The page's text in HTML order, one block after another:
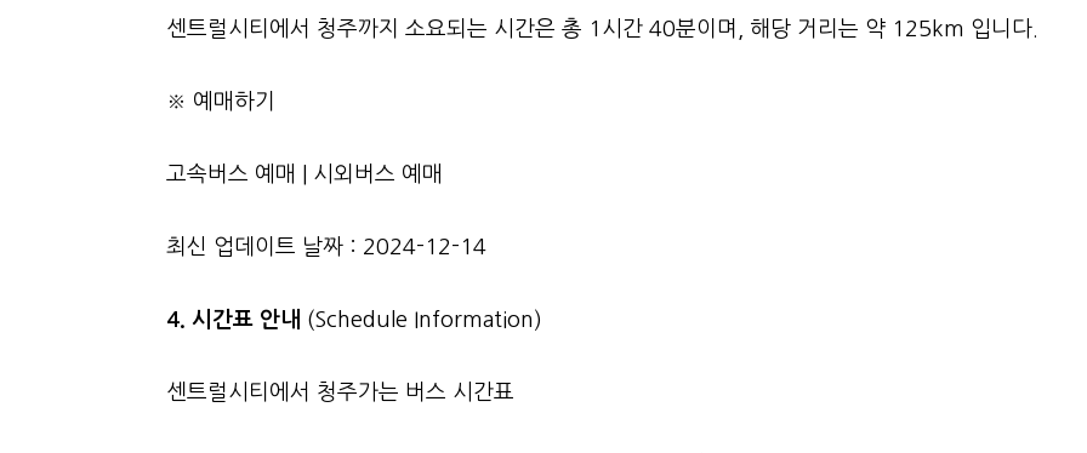
센트럴시티에서 청주까지 소요되는 시간은 총 1시간 40분이며, 해당 거리는 약 125km 입니다.
※ 예매하기
고속버스 예매 시외버스 예매
최신 업데이트 날짜 : 2024-12-14
4. 시간표 안내 (Schedule Information)
센트럴시티에서 청주가는 버스 시간표